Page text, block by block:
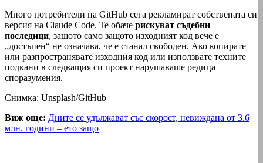
Много потребители на GitHub сега рекламират собствената си
версия на Claude Code. Те обаче рискуват съдебни
последици, защото само защото изходният код вече е
„достъпен“ не означава, че е станал свободен. Ако копирате
или разпространявате изходния код или използвате техните
подкани в следващия си проект нарушаваше редица
споразумения.
Снимка: Unsplash/GitHub
Виж още: Дните се удължават със скорост, невиждана от 3.6
млн. години – ето защо